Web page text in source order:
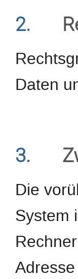
2.
Daten
3.
Die
System